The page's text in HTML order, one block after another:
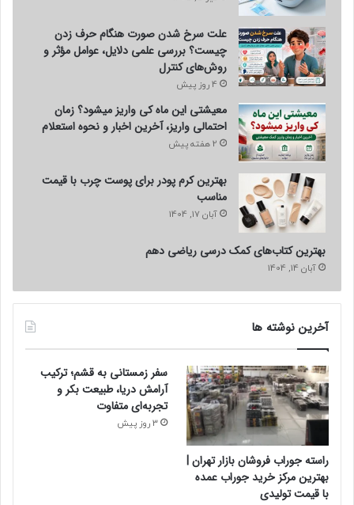
علت سرخ شدن صورت هنگام حرف زدن
چیست؟ بررسی علمی دلایل، عوامل مؤثر و
روش‌های کنترل
4 روز پیش
معیشتی این ماه کی واریز میشود؟ زمان
احتمالی واریز، آخرین اخبار و نحوه استعلام
2 هفته پیش
بهترین کرم پودر برای پوست چرب با قیمت
مناسب
آبان 17, 1404
بهترین کتاب‌های کمک درسی ریاضی دهم
آبان 14, 1404
آخرین نوشته ها
راسته جوراب فروشان بازار تهران |
بهترین مرکز خرید جوراب عمده
با قیمت تولیدی
سفر زمستانی به قشم؛ ترکیب
آرامش دریا، طبیعت بکر و
تجربه‌ای متفاوت
3 روز پیش